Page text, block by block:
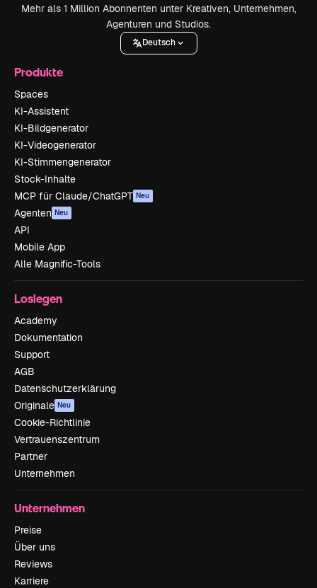
Mehr als 1 Million Abonnenten unter Kreativen, Unternehmen,
Agenturen und Studios.
Deutsch
Produkte
Spaces
KI-Assistent
KI-Bildgenerator
KI-Videogenerator
KI-Stimmengenerator
Stock-Inhalte
MCP für Claude/ChatGPT Neu
Agenten Neu
API
Mobile App
Alle Magnific-Tools
Loslegen
Academy
Dokumentation
Support
AGB
Datenschutzerklärung
Originale Neu
Cookie-Richtlinie
Vertrauenszentrum
Partner
Unternehmen
Unternehmen
Preise
Über uns
Reviews
Karriere